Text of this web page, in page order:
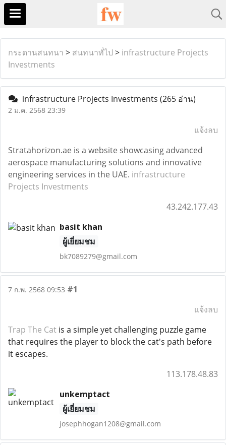
กระดานสนทนา > สนทนาทั่ไป > infrastructure Projects
Investments
infrastructure Projects Investments (265 อ่าน)
2 ม.ค. 2568 23:39
แจ้งลบ
Stratahorizon.ae is a website showcasing advanced
aerospace manufacturing solutions and innovative
engineering services in the UAE. infrastructure
Projects Investments
43.242.177.43
basit khan
ผู้เยี่ยมชม
bk7089279@gmail.com
7 ก.พ. 2568 09:53 #1
แจ้งลบ
Trap The Cat is a simple yet challenging puzzle game
that requires the player to block the cat's path before
it escapes.
113.178.48.83
unkemptact
ผู้เยี่ยมชม
josephhogan1208@gmail.com